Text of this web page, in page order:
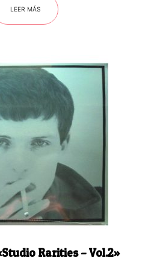
LEER MÁS
Rarities – Vol.2»